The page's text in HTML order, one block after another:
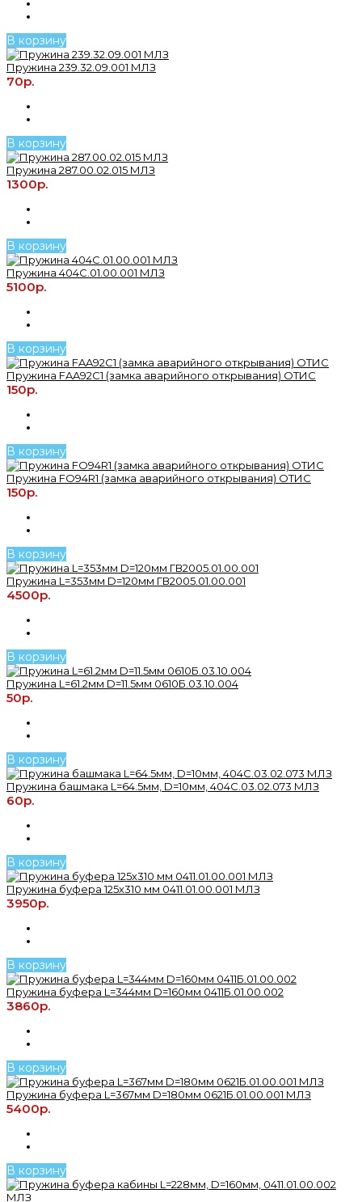
В корзину
Пружина 239.32.09.001 МЛЗ
70р.
В корзину
Пружина 287.00.02.015 МЛЗ
1300р.
В корзину
Пружина 404С.01.00.001 МЛЗ
5100р.
В корзину
Пружина FAA92C1 (замка аварийного открывания) ОТИС
150р.
В корзину
Пружина FO94R1 (замка аварийного открывания) ОТИС
150р.
В корзину
Пружина L=353мм D=120мм ГВ2005.01.00.001
4500р.
В корзину
Пружина L=61.2мм D=11.5мм 0610Б.03.10.004
50р.
В корзину
Пружина башмака L=64.5мм, D=10мм, 404С.03.02.073 МЛЗ
60р.
В корзину
Пружина буфера 125х310 мм 0411.01.00.001 МЛЗ
3950р.
В корзину
Пружина буфера L=344мм D=160мм 0411Б.01.00.002
3860р.
В корзину
Пружина буфера L=367мм D=180мм 0621Б.01.00.001 МЛЗ
5400р.
В корзину